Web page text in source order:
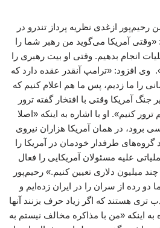
رحیم‌پور ازغدی نظریه پرداز تندرو در
«وقتی آمریکا می‌گوید من رهبر شما را
انجام بدهیم. وقتی او بیت رهبری را
وی افزود: «ترامپ آنقدر عقده دارد که
را ما زدیم، پس ما هم اعلام کنیم که
جنگ آمریکا وقتی با افتخار گفته ترور
کنیم». او با اشاره به اینکه «اصلا
برود، در همان آمریکا هزاران نیروی
طرفدار خودمان در آمریکا را
علیه مسئولان آمریکایی را فعال
میلیون دلاری تعیین کنیم.» رحیم‌پور
رده از سران را در ایران زده‌ایم و
تری هستند که اگر زیاد حرف بزنند آنها
اینکه «من با مذاکره مخالف نیستم به